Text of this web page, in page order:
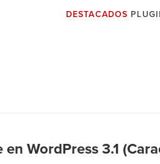
DESTACADOS
en WordPress 3.1